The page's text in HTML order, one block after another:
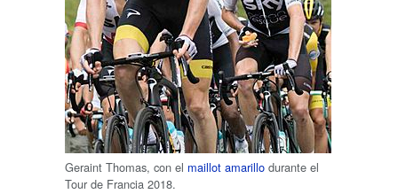
Geraint Thomas, con el maillot amarillo durante el
Tour de Francia 2018.